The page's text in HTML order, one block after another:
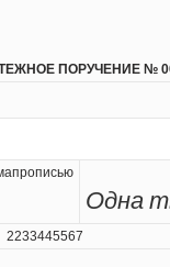
ПОРУЧЕНИЕ №
Одна
2233445567